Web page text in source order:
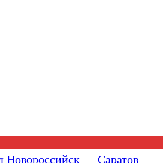
Новороссийск — Саратов